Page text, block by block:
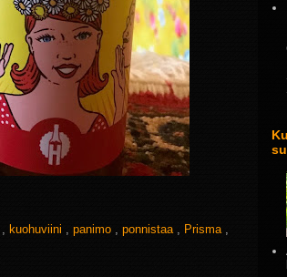
, kuohuviini , panimo , ponnistaa , Prisma ,